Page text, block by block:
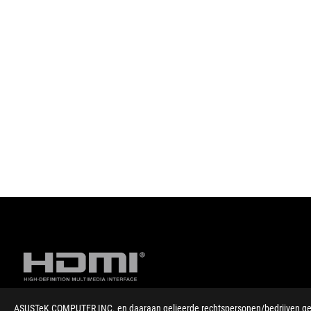
ASUSTeK COMPUTER INC. en daaraan gelieerde rechtspersonen/